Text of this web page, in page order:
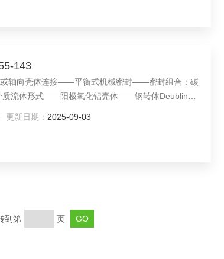
143
向壳体连接——平衡式机械密封——密封组合：碳
流体形式——阳极氧化铝壳体——钢转体Deublin产
更新日期： 2025-09-03
到第 页